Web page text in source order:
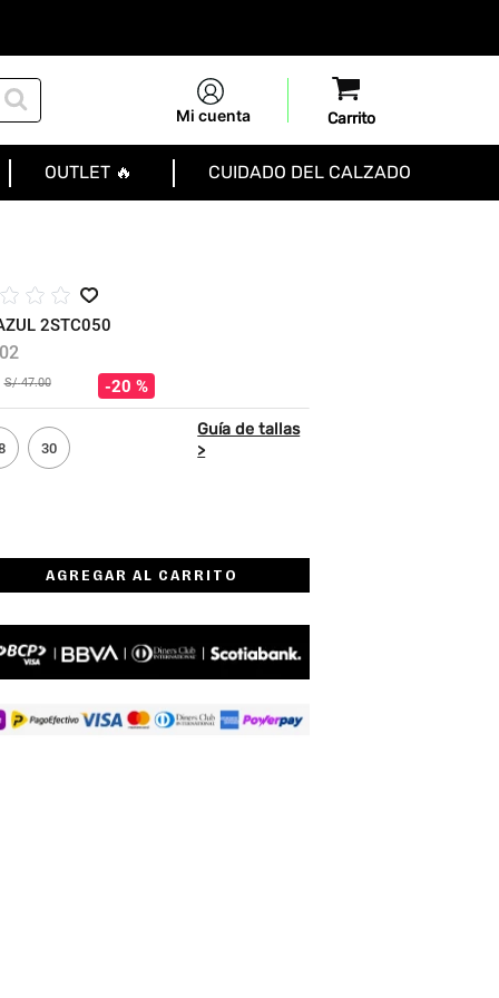
Mi cuenta
OUTLET 🔥 CUIDADO DEL CALZADO
☆ ☆
2STC050
S/ 47.00 20 %
30
AGREGAR AL CARRITO